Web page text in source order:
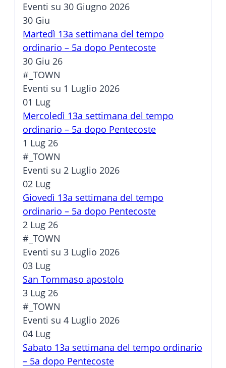
Eventi su 30 Giugno 2026
30 Giu
Martedì 13a settimana del tempo
ordinario – 5a dopo Pentecoste
30 Giu 26
#_TOWN
Eventi su 1 Luglio 2026
01 Lug
Mercoledì 13a settimana del tempo
ordinario – 5a dopo Pentecoste
1 Lug 26
#_TOWN
Eventi su 2 Luglio 2026
02 Lug
Giovedì 13a settimana del tempo
ordinario – 5a dopo Pentecoste
2 Lug 26
#_TOWN
Eventi su 3 Luglio 2026
03 Lug
San Tommaso apostolo
3 Lug 26
#_TOWN
Eventi su 4 Luglio 2026
04 Lug
Sabato 13a settimana del tempo ordinario
– 5a dopo Pentecoste